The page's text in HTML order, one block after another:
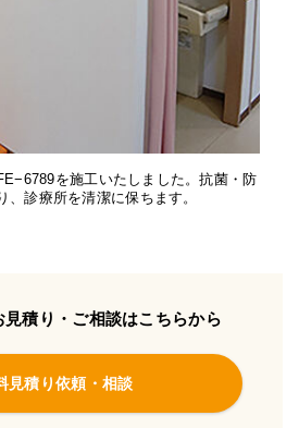
を施工いたしました。抗菌・防
、診療所を清潔に保ちます。
見積り・ご相談はこちらから
見積り依頼・相談